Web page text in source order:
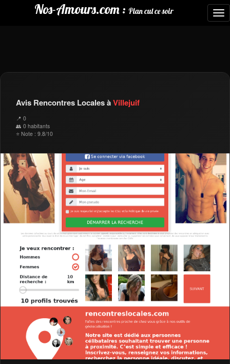
Nos-Amours.com : Plan cul ce soir
Avis Rencontres Locales àVillejuif
📍 0
👥 0 habitants
⭐ Note : 9.8/10